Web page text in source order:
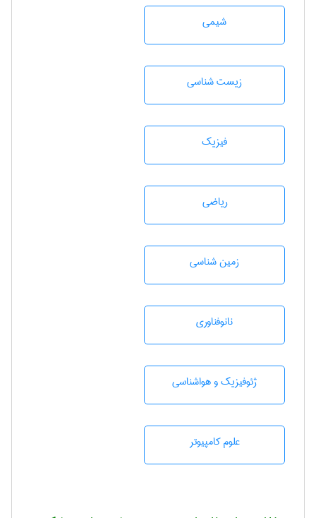
شيمی
زيست شناسی
فیزیک
رياضی
زمين شناسی
نانوفناوری
ژئوفيزيك و هواشناسی
علوم کامپیوتر